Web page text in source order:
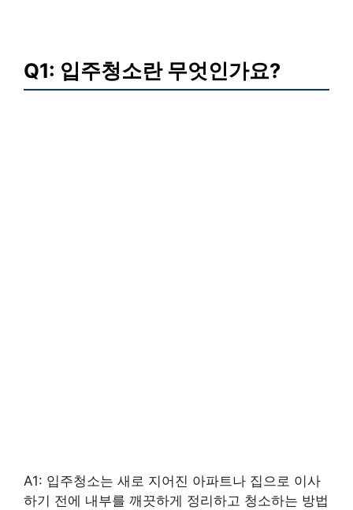
Q1: 입주청소란 무엇인가요?
A1: 입주청소는 새로 지어진 아파트나 집으로 이사
하기 전에 내부를 깨끗하게 정리하고 청소하는 방법